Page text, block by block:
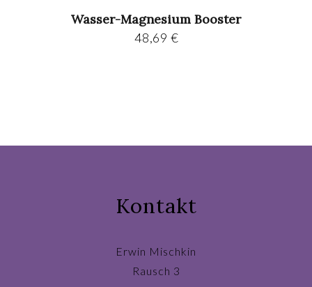
Wasser-Magnesium Booster
48,69 €
Kontakt
Erwin Mischkin
Rausch 3